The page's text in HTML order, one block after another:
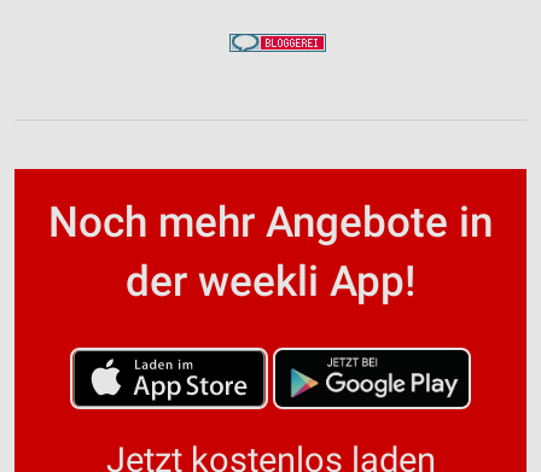
Noch mehr Angebote in
der weekli App!
Jetzt kostenlos laden